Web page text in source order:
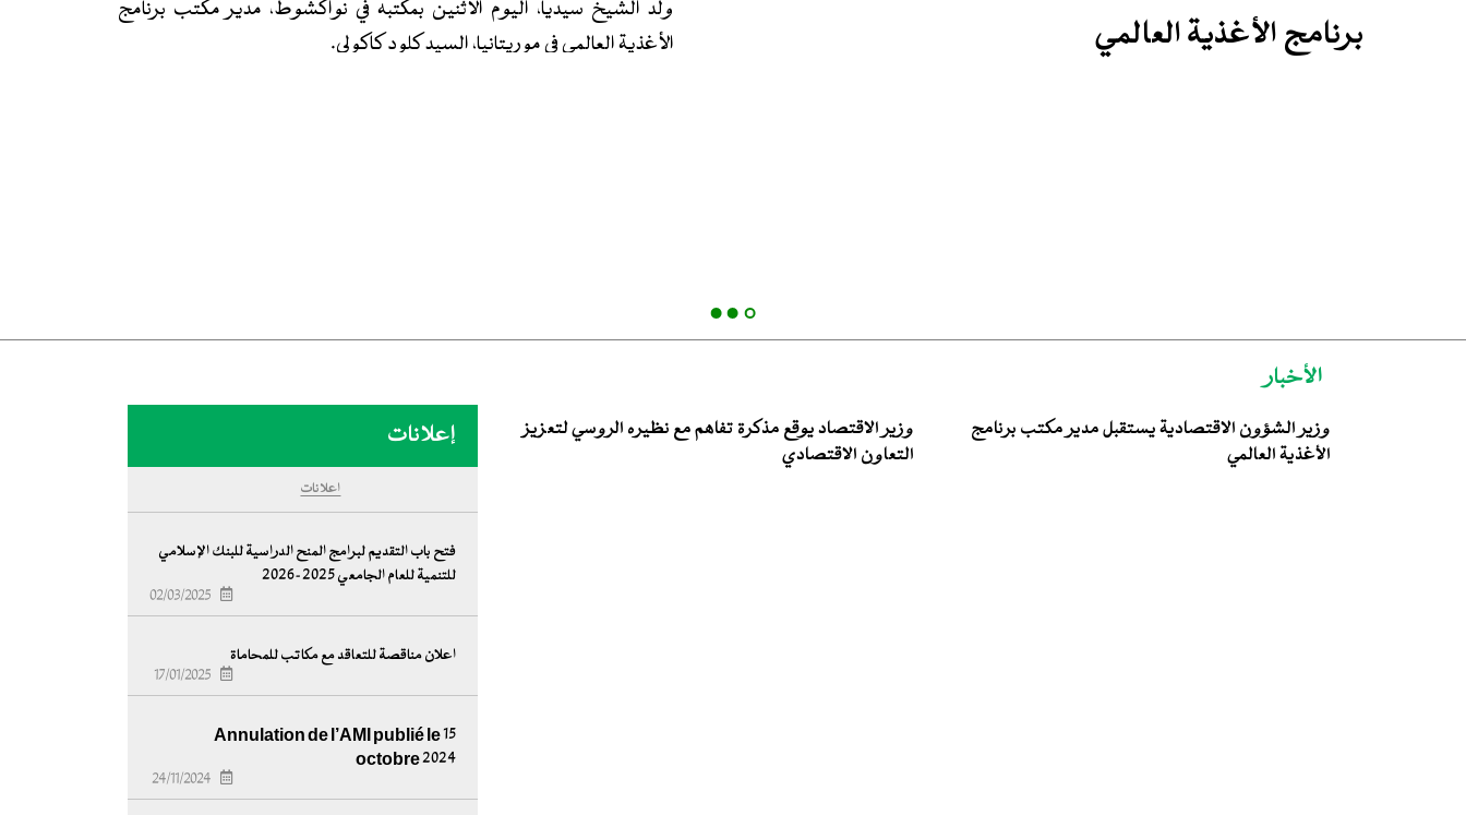
برنامج الأغذية العالمي
ولد الشيخ سيديا، اليوم الاثنين بمكتبه في نواكشوط، مدير مكتب برنامج
الأغذية العالمي في موريتانيا، السيد كلود كاكولي.
اﻷﺧﺒﺎر
وزير الشؤون الاقتصادية يستقبل مدير مكتب برنامج
الأغذية العالمي
وزير الاقتصاد يوقع مذكرة تفاهم مع نظيره الروسي لتعزيز
التعاون الاقتصادي
إعلانات
اعلانات
فتح باب التقديم لبرامج المنح الدراسية للبنك الإسلامي
للتنمية للعام الجامعي 2025-2026
02/03/2025
اعلان مناقصة للتعاقد مع مكاتب للمحاماة
17/01/2025
Annulation de l’AMI publié le 15
octobre 2024
24/11/2024